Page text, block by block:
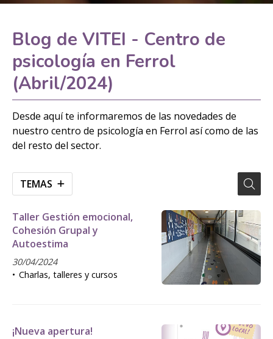
Blog de VITEI - Centro de
psicología en Ferrol
(Abril/2024)
Desde aquí te informaremos de las novedades de
nuestro centro de psicología en Ferrol así como de las
del resto del sector.
TEMAS
Taller Gestión emocional,
Cohesión Grupal y
Autoestima
30/04/2024
Charlas, talleres y cursos
¡Nueva apertura!